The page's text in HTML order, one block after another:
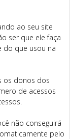
ao seu site
ser que ele faça
do que usou na
os donos dos
de acessos
não conseguirá
pelo